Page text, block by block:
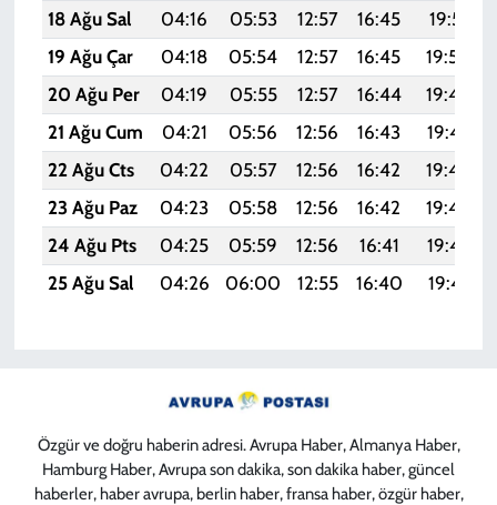
18 Ağu Sal
04:16 05:53 12:57 16:45 19:51
19 Ağu Çar
04:18 05:54 12:57 16:45 19:50
20 Ağu Per
04:19 05:55 12:57 16:44 19:49
21 Ağu Cum
04:21 05:56 12:56 16:43 19:47
22 Ağu Cts
04:22 05:57 12:56 16:42 19:46
23 Ağu Paz
04:23 05:58 12:56 16:42 19:44
24 Ağu Pts
04:25 05:59 12:56 16:41 19:42
25 Ağu Sal
04:26 06:00 12:55 16:40 19:41
Özgür ve doğru haberin adresi. Avrupa Haber, Almanya Haber,
Hamburg Haber, Avrupa son dakika, son dakika haber, güncel
haberler, haber avrupa, berlin haber, fransa haber, özgür haber,